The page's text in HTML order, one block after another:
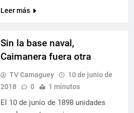
Leer más
Sin la base naval,
Caimanera fuera otra
TV Camaguey
10 de junio de
2018
0 1 minutos
El 10 de junio de 1898 unidades